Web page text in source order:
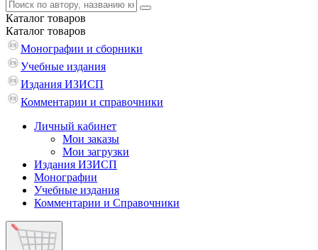
Каталог товаров
Каталог товаров
Монографии и сборники
Учебные издания
Издания ИЗИСП
Комментарии и справочники
Личный кабинет
Мои заказы
Мои загрузки
Издания ИЗИСП
Монографии
Учебные издания
Комментарии и Справочники